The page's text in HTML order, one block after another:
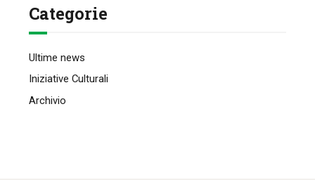
Categorie
Ultime news
Iniziative Culturali
Archivio